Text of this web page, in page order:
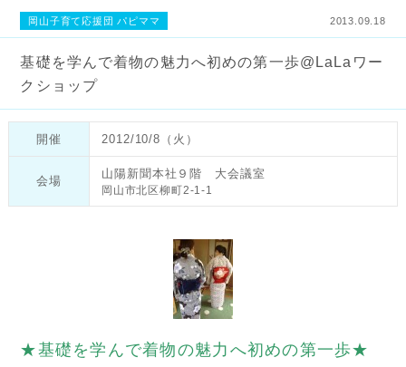
岡山子育て応援団 パピママ 2013.09.18
基礎を学んで着物の魅力へ初めの第一歩@LaLaワー
クショップ
開催 2012/10/8（火）
会場
山陽新聞本社９階 大会議室
岡山市北区柳町2-1-1
★基礎を学んで着物の魅力へ初めの第一歩★